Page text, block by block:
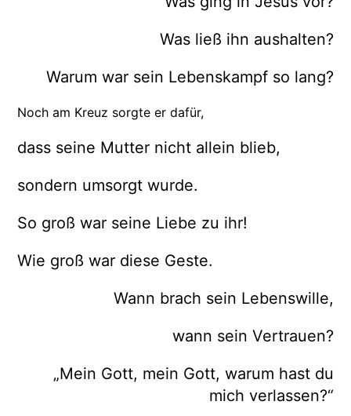
Was ließ ihn aushalten?
Warum war sein Lebenskampf so lang?
Noch am Kreuz sorgte er dafür,
dass seine Mutter nicht allein blieb,
sondern umsorgt wurde.
So groß war seine Liebe zu ihr!
Wie groß war diese Geste.
Wann brach sein Lebenswille,
wann sein Vertrauen?
„Mein Gott, mein Gott, warum hast du
mich verlassen?“